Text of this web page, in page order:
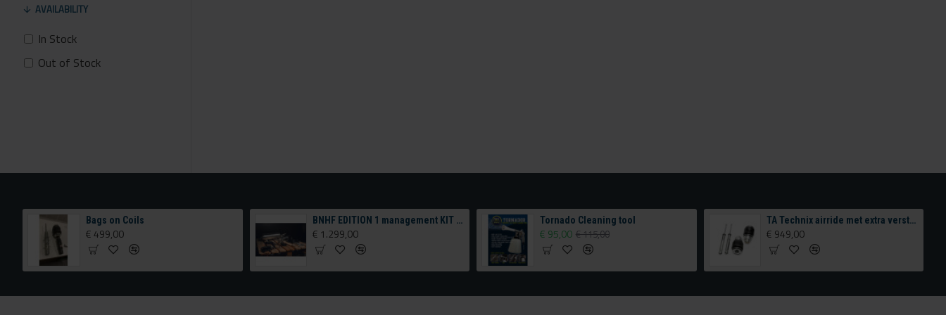
AVAILABILITY
In Stock
Out of Stock
Bags on Coils
€ 499,00
BNHF EDITION 1 management KIT tank & Compressor configurator
€ 1.299,00
Tornado Cleaning tool
€ 95,00 € 115,00
TA Technix airride met extra verstelling achterzijde
€ 949,00